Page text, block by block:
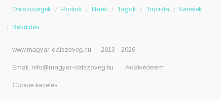
Dalszövegek Pontok Hírek Tagok Toplista Kérések
Beküldés
www.magyar-dalszoveg.hu 2013 - 2026
Email: info@magyar-dalszoveg.hu Adatvédelem
Cookie kezelés